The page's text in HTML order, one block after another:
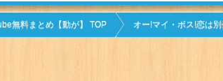
無料まとめ【動が】 TOP オー!マイ・ボス!恋は